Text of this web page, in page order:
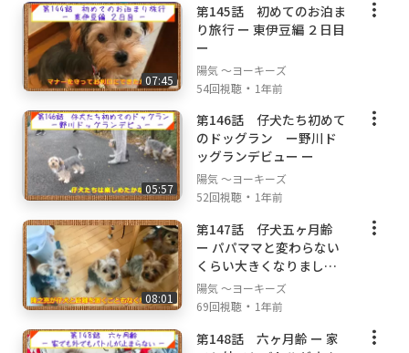
07:45
第145話 初めてのお泊ま
り旅行 ー 東伊豆編 ２日目
ー
陽気 ～ヨーキーズ
54回視聴 ・ 1年前
05:57
第146話 仔犬たち初めて
のドッグラン ー野川ド
ッグランデビュー ー
陽気 ～ヨーキーズ
52回視聴 ・ 1年前
08:01
第147話 仔犬五ヶ月齢
ー パパママと変わらない
くらい大きくなりました
ー
陽気 ～ヨーキーズ
69回視聴 ・ 1年前
第148話 六ヶ月齢 ー 家